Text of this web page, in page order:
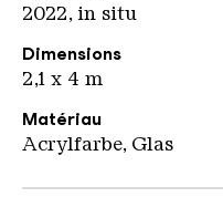
2022, in situ
Dimensions
2,1 x 4 m
Matériau
Acrylfarbe, Glas